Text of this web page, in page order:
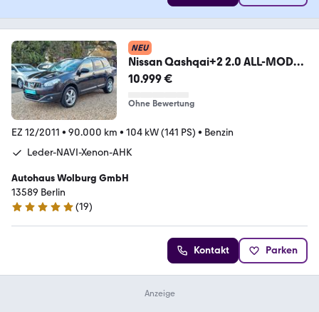
NEU
Nissan Qashqai+2 2.0 ALL-MODE
4x4 Tekna Automatik*Voll
10.999 €
Ohne Bewertung
EZ 12/2011 • 90.000 km • 104 kW (141 PS) • Benzin
Leder-NAVI-Xenon-AHK
Autohaus Wolburg GmbH
13589 Berlin
5 Sterne
(19)
Kontakt Parken